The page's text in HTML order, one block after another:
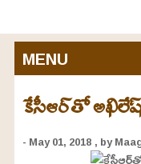
MENU
కేసీఆర్‌తో
- May 01, 2018 , by